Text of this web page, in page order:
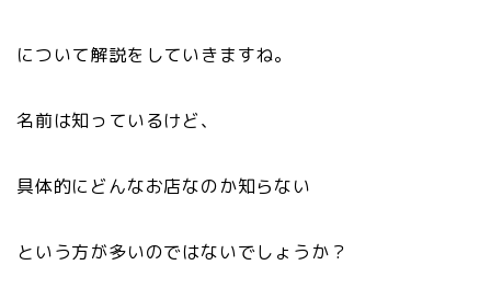
について解説をしていきますね。
名前は知っているけど、
具体的にどんなお店なのか知らない
という方が多いのではないでしょうか？